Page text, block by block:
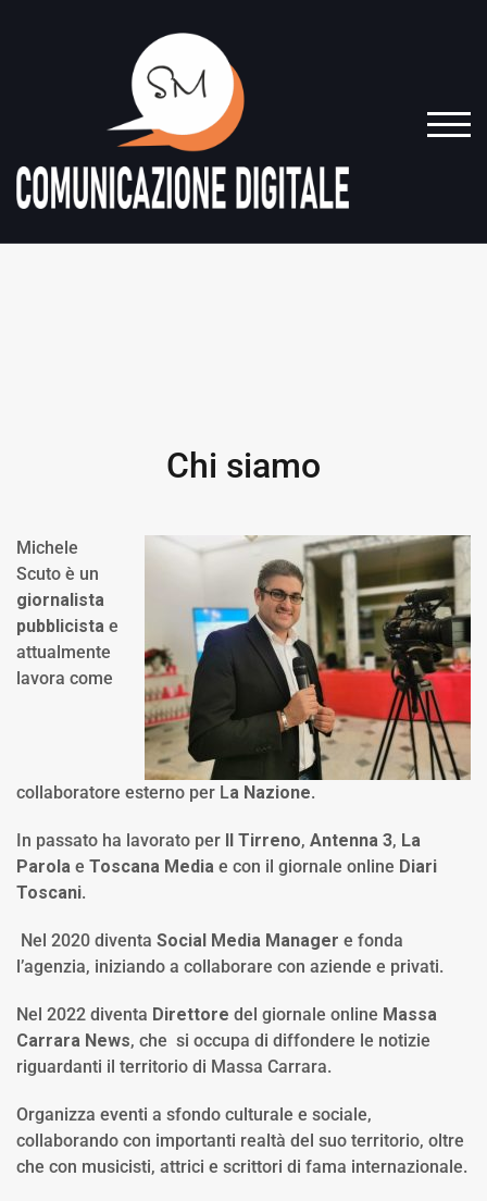
Chi siamo
Michele
Scuto è un
giornalista
pubblicista e
attualmente
lavora come
collaboratore esterno per La Nazione.
In passato ha lavorato per Il Tirreno, Antenna 3, La
Parola e Toscana Media e con il giornale online Diari
Toscani.
Nel 2020 diventa Social Media Manager e fonda
l’agenzia, iniziando a collaborare con aziende e privati.
Nel 2022 diventa Direttore del giornale online Massa
Carrara News, che si occupa di diffondere le notizie
riguardanti il territorio di Massa Carrara.
Organizza eventi a sfondo culturale e sociale,
collaborando con importanti realtà del suo territorio, oltre
che con musicisti, attrici e scrittori di fama internazionale.